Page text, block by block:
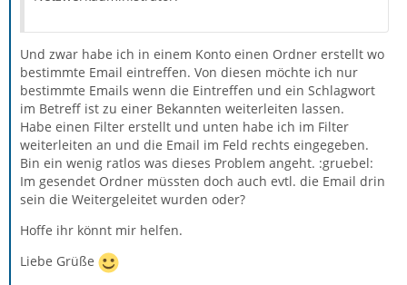
Und zwar habe ich in einem Konto einen Ordner erstellt wo
bestimmte Email eintreffen. Von diesen möchte ich nur
bestimmte Emails wenn die Eintreffen und ein Schlagwort
im Betreff ist zu einer Bekannten weiterleiten lassen.
Habe einen Filter erstellt und unten habe ich im Filter
weiterleiten an und die Email im Feld rechts eingegeben.
Bin ein wenig ratlos was dieses Problem angeht. :gruebel:
Im gesendet Ordner müssten doch auch evtl. die Email drin
sein die Weitergeleitet wurden oder?
Hoffe ihr könnt mir helfen.
Liebe Grüße